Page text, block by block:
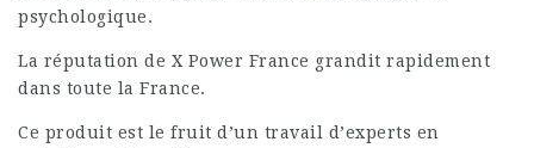
psychologique.
La réputation de X Power France grandit rapidement
dans toute la France.
Ce produit est le fruit d’un travail d’experts en